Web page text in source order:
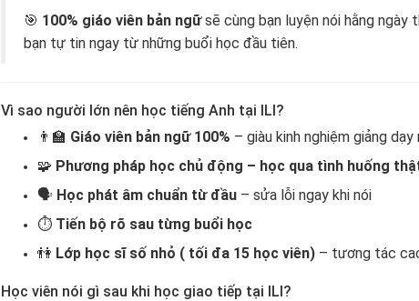
🎯 100% giáo viên bản ngữsẽ cùng bạn luyện nói hằng ngày
bạn tự tin ngay từ những buổi học đầu tiên.
Vì sao người lớn nên học tiếng Anh tại ILI?
👨‍🏫 Giáo viên bản ngữ 100% – giàu kinh nghiệm giảng
🧩 Phương pháp học chủ động – học qua tình huống
🗣️ Học phát âm chuẩn từ đầu– sửa lỗi ngay khi nói
⏱️ Tiến bộ rõ sau từng buổi học
👫 Lớp học sĩ số nhỏ ( tối đa 15 học viên)– tương tác
Học viên nói gì sau khi học giao tiếp tại ILI?